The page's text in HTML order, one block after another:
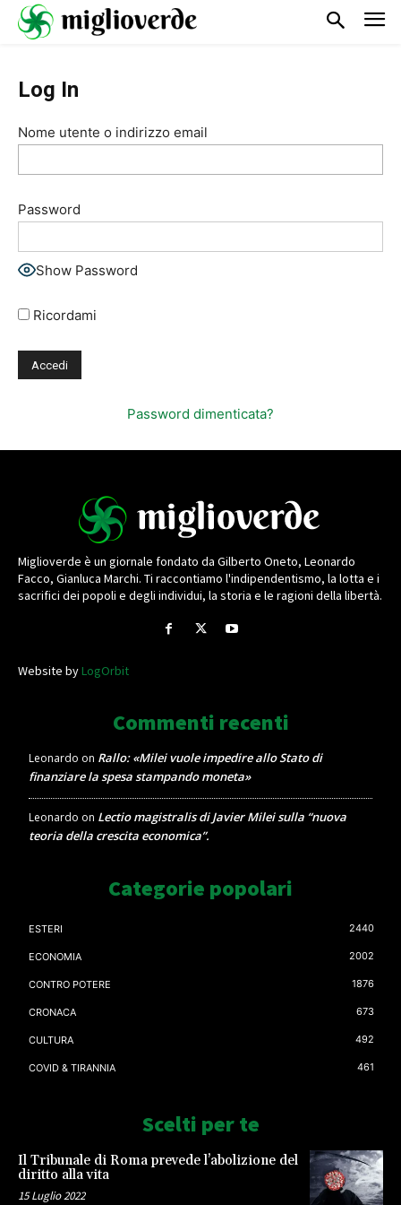
Log In
Nome utente o indirizzo email
Password
Show Password
Ricordami
Password dimenticata?
Miglioverde è un giornale fondato da Gilberto Oneto, Leonardo
Facco, Gianluca Marchi. Ti raccontiamo l'indipendentismo, la lotta e i
sacrifici dei popoli e degli individui, la storia e le ragioni della libertà.
Website byLogOrbit
Commenti recenti
Leonardo on Rallo: «Milei vuole impedire allo Stato di
finanziare la spesa stampando moneta»
Leonardo on Lectio magistralis di Javier Milei sulla “nuova
teoria della crescita economica”.
Categorie popolari
ESTERI 2440
ECONOMIA 2002
CONTRO POTERE 1876
CRONACA 673
CULTURA 492
COVID & TIRANNIA 461
Scelti per te
Il Tribunale di Roma prevede l’abolizione del
diritto alla vita
15 Luglio 2022